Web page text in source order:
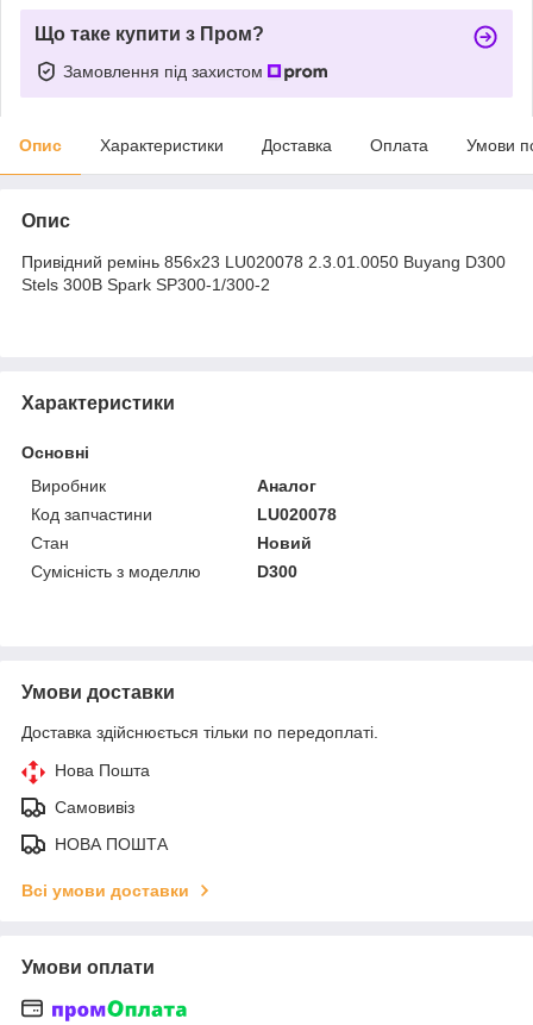
Що таке купити з Пром?
Замовлення під захистом
Опис Характеристики Доставка Оплата Умови
Опис
Привідний ремінь 856х23 LU020078 2.3.01.0050 Buyang D300
Stels 300B Spark SP300-1/300-2
Характеристики
Основні
Виробник
Аналог
Код запчастини
LU020078
Стан
Новий
Сумісність з моделлю
D300
Умови доставки
Доставка здійснюється тільки по передоплаті.
Нова Пошта
Самовивіз
НОВА ПОШТА
Всі умови доставки
Умови оплати